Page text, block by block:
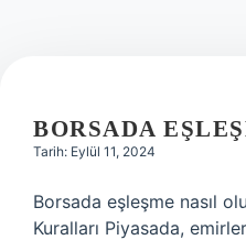
BORSADA
Tarih: Eylül 11, 2024
Borsada eşleşme nasıl
Kuralları Piyasada,